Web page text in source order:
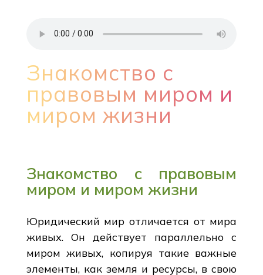
Знакомство с
правовым миром и
миром жизни
Знакомство с правовым
миром и миром жизни
Юридический мир отличается от мира
живых. Он действует параллельно с
миром живых, копируя такие важные
элементы, как земля и ресурсы, в свою